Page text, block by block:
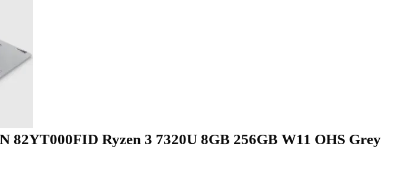
82YT000FID Ryzen 3 7320U 8GB 256GB W11 OHS Grey